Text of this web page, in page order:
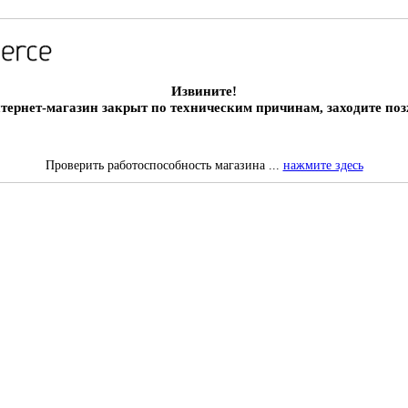
Извините!
магазин закрыт по техническим причинам, заходите
Проверить работоспособность магазина ... нажмите здесь